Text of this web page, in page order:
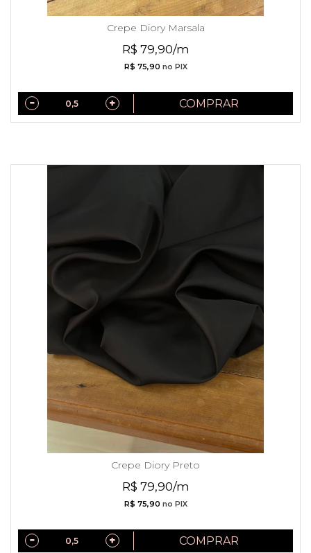
Crepe Diory Marsala
R$ 79,90/m
R$ 75,90 no PIX
COMPRAR
Crepe Diory Preto
R$ 79,90/m
R$ 75,90 no PIX
COMPRAR